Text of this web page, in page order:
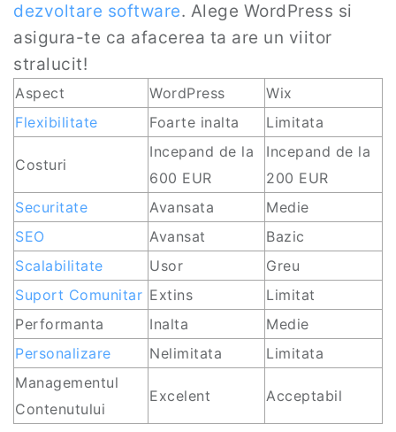
dezvoltare software. Alege WordPress si
asigura-te ca afacerea ta are un viitor
stralucit!
Aspect WordPress
Wix
Flexibilitate
Foarte inalta Limitata
Costuri
Incepand de la
600 EUR
Incepand de la
200 EUR
Securitate
Avansata
Medie
SEO
Avansat
Bazic
Scalabilitate
Usor
Greu
Suport Comunitar Extins
Limitat
Performanta
Inalta
Medie
Personalizare
Nelimitata
Limitata
Managementul
Contenutului
Excelent Acceptabil